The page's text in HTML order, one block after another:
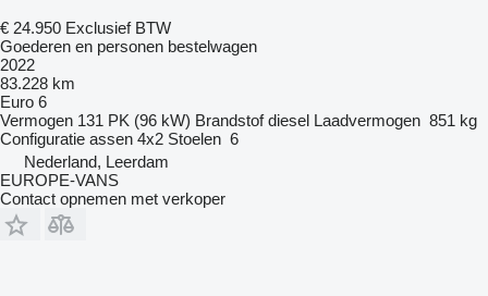
€ 24.950 Exclusief BTW
Goederen en personen bestelwagen
2022
83.228 km
Euro 6
Vermogen 131 PK (96 kW) Brandstof diesel Laadvermogen 851 kg
Configuratie assen 4x2 Stoelen 6
Nederland, Leerdam
EUROPE-VANS
Contact opnemen met verkoper